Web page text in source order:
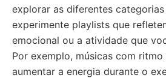
explorar as diferentes
experimente playlists que
emocional ou a atividade que
Por exemplo, músicas com
aumentar a energia durante o